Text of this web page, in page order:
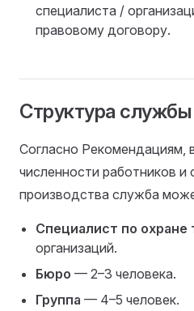
специалиста /
правовому договору.
Структура службы
Согласно Рекомендациям,
численности работников и
производства служба
Специалист по охране
организаций.
Бюро — 2–3 человека.
Группа — 4–5 человек.